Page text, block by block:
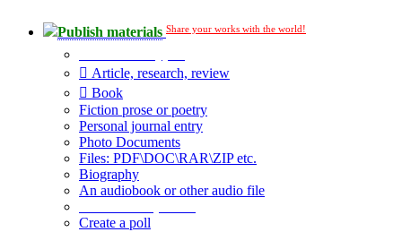
Publish materials Share your works with the world!
Article, research, review
Book
Fiction prose or poetry
Personal journal entry
Photo Documents
Files: PDF\DOC\RAR\ZIP etc.
Biography
An audiobook or other audio file
Create a poll